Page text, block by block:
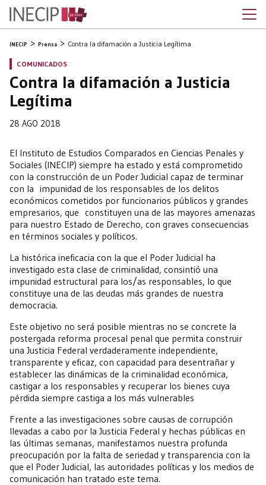
INECIP Prensa Contra la difamación a Justicia Legítima
COMUNICADOS
Contra la difamación a Justicia
Legítima
28 AGO 2018
El Instituto de Estudios Comparados en Ciencias Penales y
Sociales (INECIP) siempre ha estado y está comprometido
con la construcción de un Poder Judicial capaz de terminar
con la impunidad de los responsables de los delitos
económicos cometidos por funcionarios públicos y grandes
empresarios, que constituyen una de las mayores amenazas
para nuestro Estado de Derecho, con graves consecuencias
en términos sociales y políticos.
La histórica ineficacia con la que el Poder Judicial ha
investigado esta clase de criminalidad, consintió una
impunidad estructural para los/as responsables, lo que
constituye una de las deudas más grandes de nuestra
democracia.
Este objetivo no será posible mientras no se concrete la
postergada reforma procesal penal que permita construir
una Justicia Federal verdaderamente independiente,
transparente y eficaz, con capacidad para desentrañar y
establecer las dinámicas de la criminalidad económica,
castigar a los responsables y recuperar los bienes cuya
pérdida siempre castiga a los más vulnerables
Frente a las investigaciones sobre causas de corrupción
llevadas a cabo por la Justicia Federal y hechas públicas en
las últimas semanas, manifestamos nuestra profunda
preocupación por la falta de seriedad y transparencia con la
que el Poder Judicial, las autoridades políticas y los medios de
comunicación han tratado este tema.